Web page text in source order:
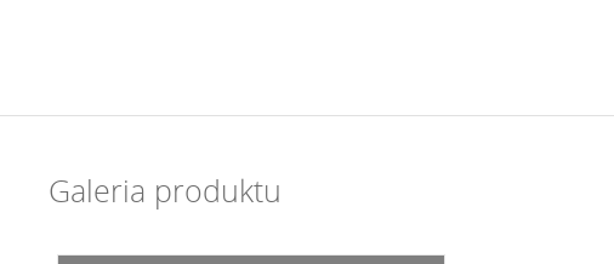
Galeria produktu